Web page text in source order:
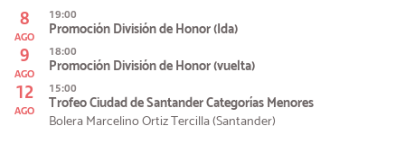
8
AGO
19:00
Promoción División de Honor (Ida)
9
AGO
18:00
Promoción División de Honor (vuelta)
12
AGO
15:00
Trofeo Ciudad de Santander Categorías Menores
Bolera Marcelino Ortiz Tercilla (Santander)